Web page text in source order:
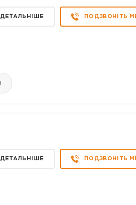
ДЕТАЛЬНІШЕ ПОДЗВОНІТЬ
ДЕТАЛЬНІШЕ ПОДЗВОНІТЬ